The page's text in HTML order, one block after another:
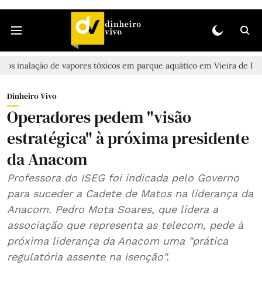
de vapores tóxicos em parque aquático em Vieira de Leiria
Dinheiro Vivo
Operadores pedem "visão
estratégica" à próxima presidente
da Anacom
Professora do ISEG foi indicada pelo Governo
para suceder a Cadete de Matos na liderança da
Anacom. Pedro Mota Soares, que lidera a
associação que representa as telecom, pede à
próxima liderança da Anacom uma "prática
regulatória assente na isenção".